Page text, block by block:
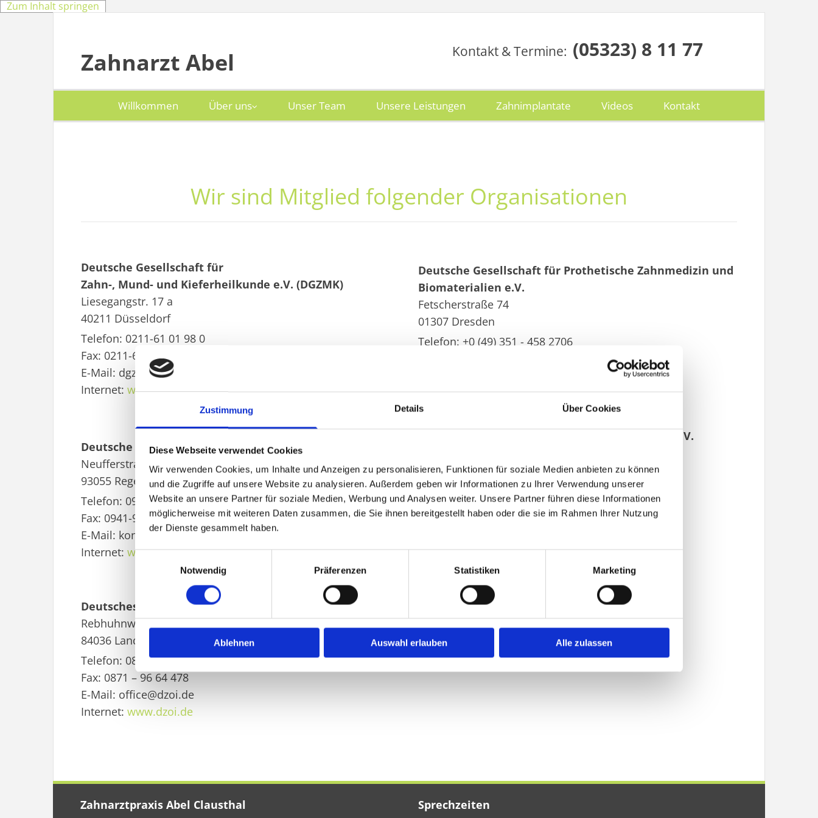
Zustimmung Details Über Cookies
Diese Webseite verwendet Cookies
Wir verwenden Cookies, um Inhalte und Anzeigen zu personalisieren, Funktionen für soziale Medien anbieten zu können
und die Zugriffe auf unsere Website zu analysieren. Außerdem geben wir Informationen zu Ihrer Verwendung unserer
Website an unsere Partner für soziale Medien, Werbung und Analysen weiter. Unsere Partner führen diese Informationen
möglicherweise mit weiteren Daten zusammen, die Sie ihnen bereitgestellt haben oder die sie im Rahmen Ihrer Nutzung
der Dienste gesammelt haben.
Einwilligungsauswahl
Notwendig
Präferenzen Statistiken Marketing
Ablehnen Auswahl erlauben Alle zulassen
Zum Inhalt springen
Zahnarzt Abel Kontakt & Termine: (05323) 8 11 77
Willkommen Über uns Unser Team Unsere Leistungen Zahnimplantate Videos Kontakt
Wir sind Mitglied folgender Organisationen
Deutsche Gesellschaft für
Zahn-, Mund- und Kieferheilkunde e.V. (DGZMK)
Liesegangstr. 17 a
40211 Düsseldorf
Telefon: 0211-61 01 98 0
Fax: 0211-61 01 98 11
E-Mail: dgzmk@dgzmk.de
Internet: www.dgzmk.de
Deutsche Gesellschaft für Parodontologie e.V.
Neufferstraße 1
93055 Regensburg
Telefon: 0941-94 27 99 0
Fax: 0941-94 27 99 22
E-Mail: kontakt@dgparo.de
Internet: www.dgparo.de
Deutsches Zentrum für orale Implantologie e.V.
Rebhuhnweg 2
84036 Landshut
Telefon: 0871 – 66 00 934
Fax: 0871 – 96 64 478
E-Mail: office@dzoi.de
Internet: www.dzoi.de
Deutsche Gesellschaft für Prothetische Zahnmedizin und
Biomaterialien e.V.
Fetscherstraße 74
01307 Dresden
Telefon: +0 (49) 351 - 458 2706
DGZ Deutsche Gesellschaft für Zahnerhaltung e.V.
60590 Frankfurt am Main
Tel.: 069 30 06 05 78
Fax: 069 30 06 05 77
Zahnarztpraxis Abel Clausthal Sprechzeiten